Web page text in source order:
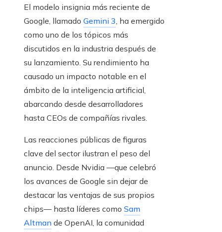
El modelo insignia más reciente de
Google, llamado Gemini 3 , ha emergido
como uno de los tópicos más
discutidos en la industria después de
su lanzamiento. Su rendimiento ha
causado un impacto notable en el
ámbito de la inteligencia artificial,
abarcando desde desarrolladores
hasta CEOs de compañías rivales.
Las reacciones públicas de figuras
clave del sector ilustran el peso del
anuncio. Desde Nvidia —que celebró
los avances de Google sin dejar de
destacar las ventajas de sus propios
chips— hasta líderes como Sam
Altman de OpenAI, la comunidad